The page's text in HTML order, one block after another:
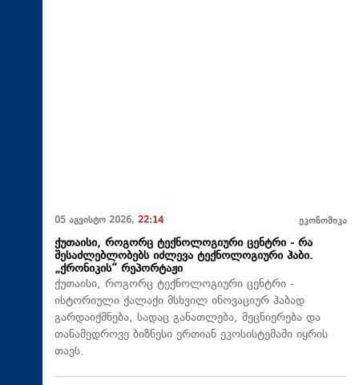
05 აგვისტო 2026, 22:14 ეკონომიკა
ქუთაისი, როგორც ტექნოლოგიური ცენტრი - რა
შესაძლებლობებს იძლევა ტექნოლოგიური ჰაბი.
„ქრონიკის“ რეპორტაჟი
ქუთაისი, როგორც ტექნოლოგიური ცენტრი -
ისტორიული ქალაქი მსხვილ ინოვაციურ ჰაბად
გარდაიქმნება, სადაც განათლება, მეცნიერება და
თანამედროვე ბიზნესი ერთიან ეკოსისტემაში იყრის
თავს.